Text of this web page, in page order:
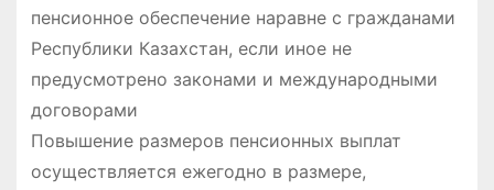
пенсионное обеспечение наравне с гражданами
Республики Казахстан, если иное не
предусмотрено законами и международными
договорами
Повышение размеров пенсионных выплат
осуществляется ежегодно в размере,